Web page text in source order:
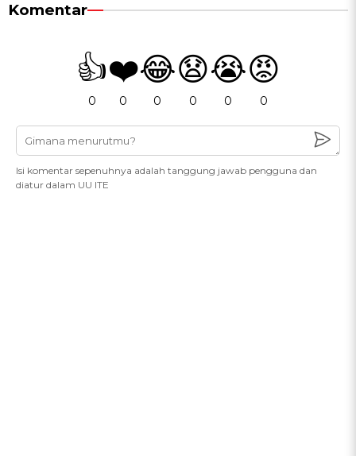
Komentar
👍
0
❤️
0
😂
0
😧
0
😭
0
😡
0
Isi komentar sepenuhnya adalah tanggung jawab pengguna dan
diatur dalam UU ITE